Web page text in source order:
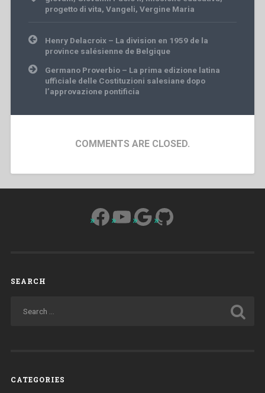
progetto di vita, Vangeli, Vergine Maria
Post
navigation
Henry Delacroix – La division en 1959 de la
province salésienne de Belgique
Germano Proverbio – La prima edizione latina
ufficiale delle Costituzioni salesiane dopo
l’approvazione pontificia
COMMENTS ARE CLOSED.
Facebook
YouTube
Google
GitHub
SEARCH
CATEGORIES